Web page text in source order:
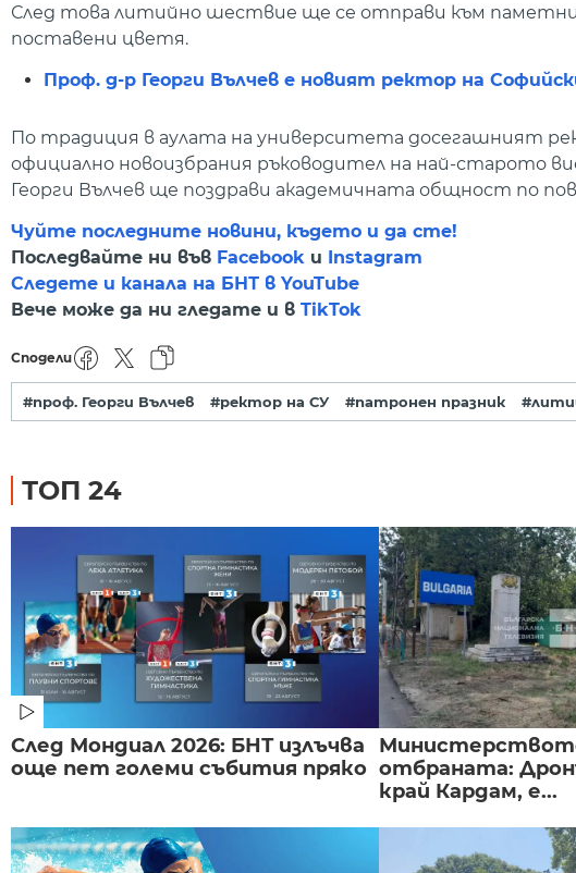
След това литийно шествие ще се отправи към
поставени цветя.
Проф. д-р Георги Вълчев е новият ректор на
По традиция в аулата на университета досегашният
официално новоизбрания ръководител на най-старото
Георги Вълчев ще поздрави академичната общност по
Чуйте последните новини, където и да сте!
Последвайте ни във Facebook и Instagram
Следете и канала на БНТ в YouTube
Вече може да ни гледате и в TikTok
Сподели
#проф. Георги Вълчев #ректор на СУ #патронен празник
ТОП 24
След Мондиал 2026: БНТ излъчва
още пет големи събития пряко отбраната:
край Кардам, е...